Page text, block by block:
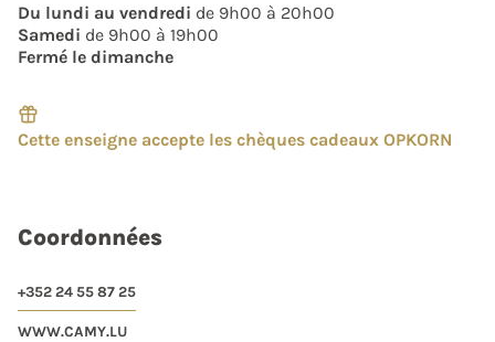
Du lundi au vendredi de 9h00 à 20h00
Samedi de 9h00 à 19h00
Fermé le dimanche
Cette enseigne accepte les chèques cadeaux OPKORN
Coordonnées
+352 24 55 87 25
WWW.CAMY.LU